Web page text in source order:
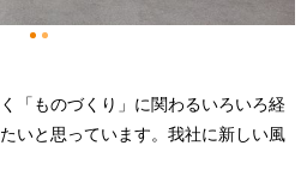
12
「ものづくり」に関わるいろいろ経
いと思っています。我社に新しい風